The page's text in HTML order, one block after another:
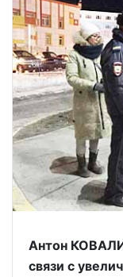
Антон
связи с